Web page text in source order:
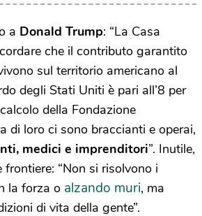
a Donald Trump: “La Casa
che il contributo garantito
sul territorio americano al
degli Stati Uniti è pari all’8 per
della Fondazione
di loro ci sono braccianti e operai,
medici e imprenditori”. Inutile,
frontiere: “Non si risolvono i
la forza o alzando muri, ma
di vita della gente”.